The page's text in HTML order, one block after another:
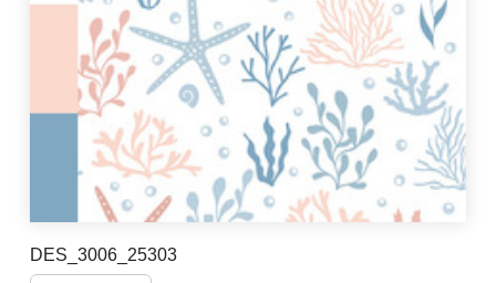
DES_3006_25303